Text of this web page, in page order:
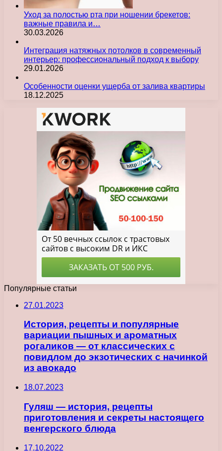
Уход за полостью рта при ношении брекетов:
важные правила и…
30.03.2026
Интеграция натяжных потолков в современный
интерьер: профессиональный подход к выбору
29.01.2026
Особенности оценки ущерба от залива квартиры
18.12.2025
Популярные статьи
27.01.2023
История, рецепты и популярные
вариации пышных и ароматных
рогаликов — от классических с
повидлом до экзотических с начинкой
из авокадо
18.07.2023
Гуляш — история, рецепты
приготовления и секреты настоящего
венгерского блюда
17.10.2022